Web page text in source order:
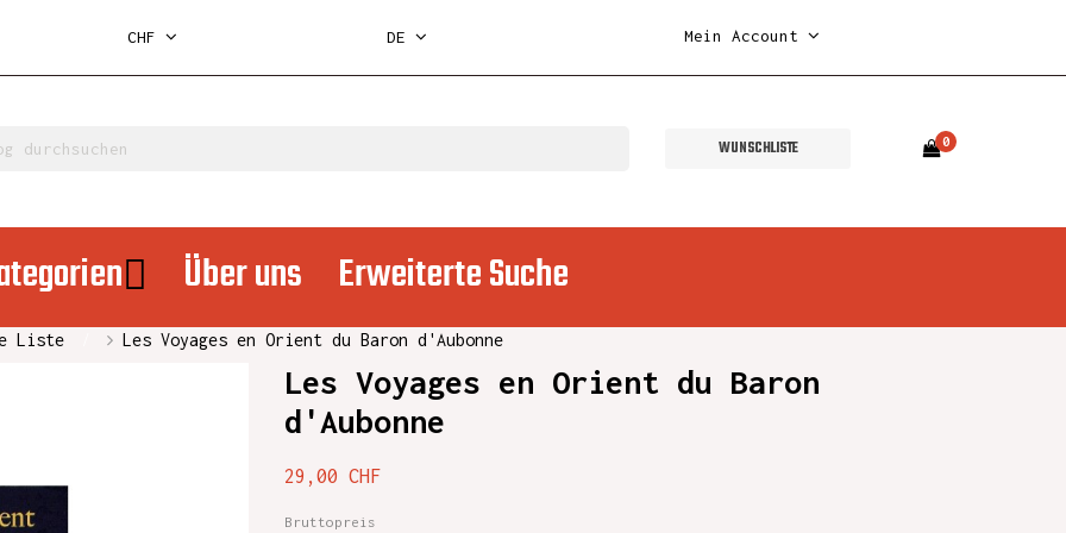
CHF DE Mein Account
WUNSCHLISTE 0
Über uns Erweiterte Suche
Liste Les Voyages en Orient du Baron d'Aubonne
Les Voyages en Orient du Baron
d'Aubonne
29,00 CHF
Bruttopreis